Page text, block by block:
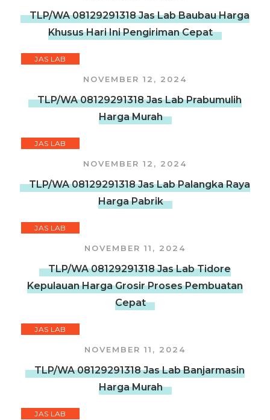
TLP/WA 08129291318 Jas Lab Baubau Harga
Khusus Hari Ini Pengiriman Cepat
JAS LAB
NOVEMBER 12, 2024
TLP/WA 08129291318 Jas Lab Prabumulih
Harga Murah
JAS LAB
NOVEMBER 12, 2024
TLP/WA 08129291318 Jas Lab Palangka Raya
Harga Pabrik
JAS LAB
NOVEMBER 11, 2024
TLP/WA 08129291318 Jas Lab Tidore
Kepulauan Harga Grosir Proses Pembuatan
Cepat
JAS LAB
NOVEMBER 11, 2024
TLP/WA 08129291318 Jas Lab Banjarmasin
Harga Murah
JAS LAB